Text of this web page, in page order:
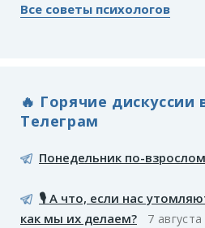
Все советы психологов
🔥 Горячие
Телеграм
Понедельник по-
🎙️ А что, если нас
как мы их делаем?
7 августа